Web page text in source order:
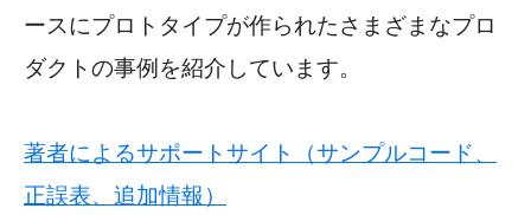
ースにプロトタイプが作られたさまざまなプロ
ダクトの事例を紹介しています。
著者によるサポートサイト（サンプルコード、
正誤表、追加情報）